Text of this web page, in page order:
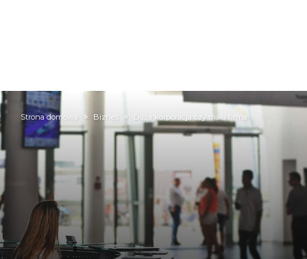
Strona domowa Biznes Duża korporacja czy mała firma